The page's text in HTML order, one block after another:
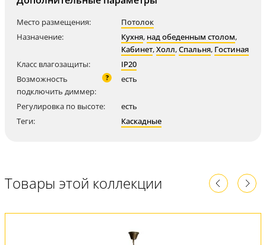
Место размещения:
Потолок
Назначение:
Кухня, над обеденным столом,
Кабинет,Холл,Спальня, Гостиная
Класс влагозащиты:
IP20
Возможность
подключить диммер:
? есть
Регулировка по высоте:
есть
Теги:
Каскадные
Товары этой коллекции